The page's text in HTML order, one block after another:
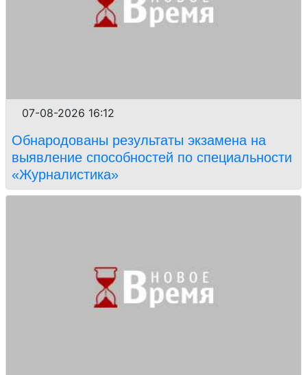
07-08-2026 16:12
Обнародованы результаты экзамена на
выявление способностей по специальности
«Журналистика»